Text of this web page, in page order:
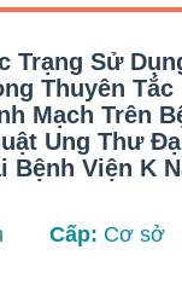
Trạng Sử
Thuyên Tắc
Mạch Trên
Ung Thư
Bệnh Viện K
Cấp: Cơ sở